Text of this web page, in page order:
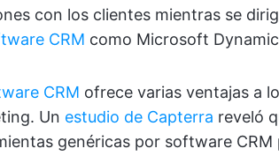
con los clientes mientras se
CRM como Microsoft
CRM ofrece varias ventajas a
Un estudio de Capterra reveló
genéricas por software